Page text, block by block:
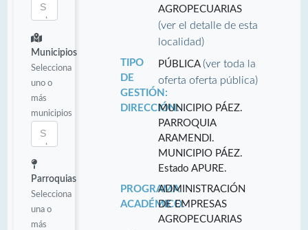
Municipios
Selecciona
uno o
más
municipios
Parroquias
Selecciona
una o
más
AGROPECUARIAS
(ver el detalle de esta
localidad)
TIPO
DE
GESTIÓN:
PÚBLICA(ver toda la
oferta oferta pública)
DIRECCIÓN:MUNICIPIO PÁEZ.
PARROQUIA
ARAMENDI.
MUNICIPIO PÁEZ.
Estado APURE.
PROGRAMA
ACADÉMICO:
ADMINISTRACIÓN
DE EMPRESAS
AGROPECUARIAS